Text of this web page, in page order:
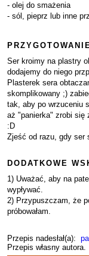
- olej do smażenia
- sól, pieprz lub inne
Ser kroimy na plastry
dodajemy do niego
Plasterek sera
skomplikowany ;)
tak, aby po wrzuceniu
aż "panierka" zrobi się
:D
Zjeść od razu, gdy ser
DODATKOWE
1) Uważać, aby na
wypływać.
2) Przypuszczam, że
próbowałam.
Przepis nadesłał(a):
Przepis własny autora.